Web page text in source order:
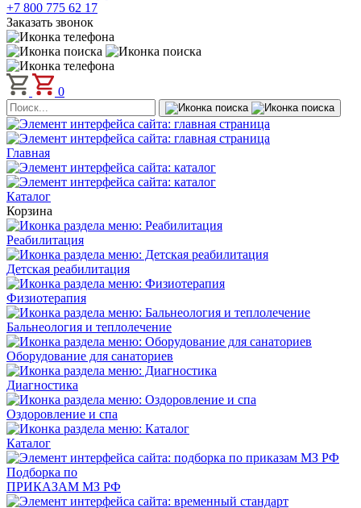
+7 800 775 62 17
Заказать звонок
0
Главная
Каталог
Корзина
Реабилитация
Детская реабилитация
Физиотерапия
Бальнеология и теплолечение
Оборудование для санаториев
Диагностика
Оздоровление и спа
Каталог
Подборка по
ПРИКАЗАМ МЗ РФ